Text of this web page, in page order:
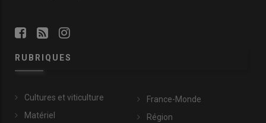
RUBRIQUES
Cultures et viticulture
Matériel
France-Monde
Région